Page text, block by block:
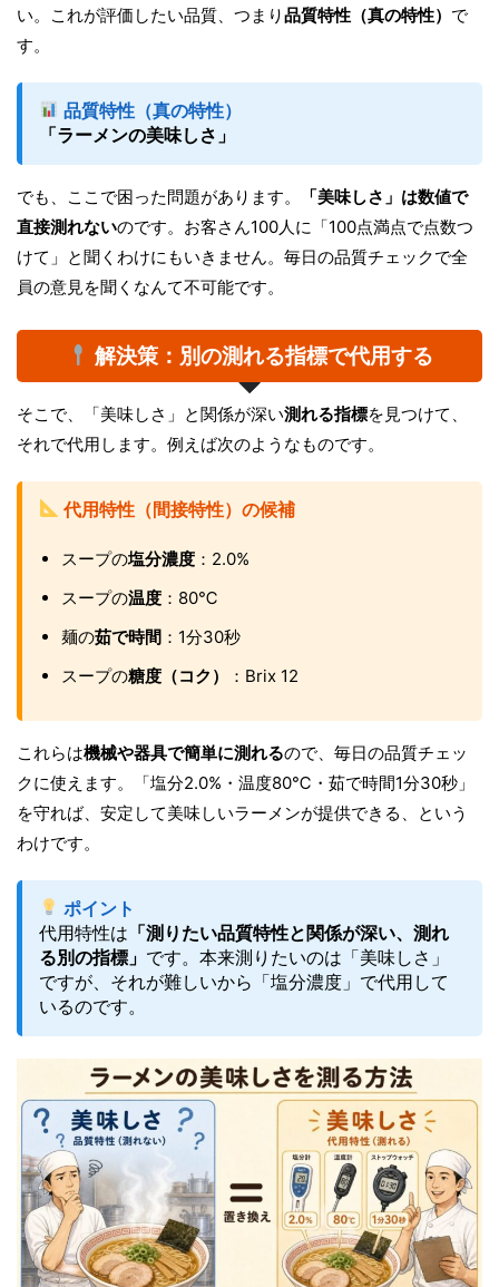
い。これが評価したい品質、つまり品質特性（真の特性） で
す。
品質特性（真の特性）
「ラーメンの美味しさ」
でも、ここで困った問題があります。
「美味しさ」は数値で
直接測れないのです。お客さん100人に「100点満点で点数つ
けて」と聞くわけにもいきません。毎日の品質チェックで全
員の意見を聞くなんて不可能です。
解決策：別の測れる指標で代用する
そこで、「美味しさ」と関係が深い測れる指標を見つけて、
それで代用します。例えば次のようなものです。
代用特性（間接特性）の候補
スープの塩分濃度 ：2.0%
スープの温度 ：80℃
麺の茹で時間 ：1分30秒
スープの糖度（コク） ：Brix 12
これらは機械や器具で簡単に測れるので、毎日の品質チェッ
クに使えます。「塩分2.0%・温度80℃・茹で時間1分30秒」
を守れば、安定して美味しいラーメンが提供できる、という
わけです。
ポイント
代用特性は 「測りたい品質特性と関係が深い、測れ
る別の指標」 です。本来測りたいのは「美味しさ」
ですが、それが難しいから「塩分濃度」で代用して
いるのです。